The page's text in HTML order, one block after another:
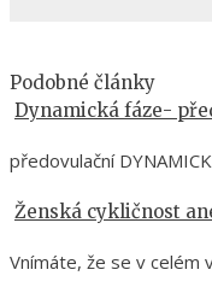
Podobné články
Dynamická fáze-
předovulační
Ženská cykličnost
Vnímáte, že se v celém